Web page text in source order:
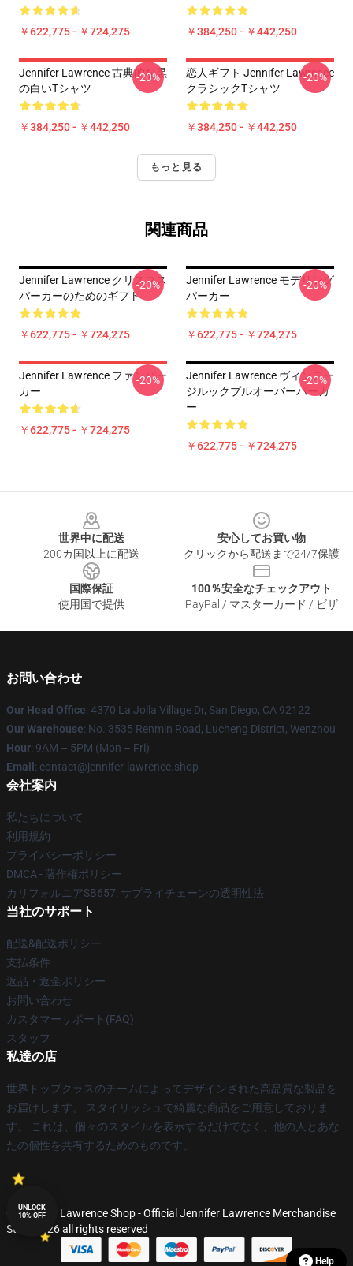
￥622,775 - ￥724,275 ￥384,250 - ￥442,250
Jennifer Lawrence 古典的な黒
の白いTシャツ
￥384,250 - ￥442,250
-20%
恋人ギフト Jennifer Lawrence
クラシックTシャツ
￥384,250 - ￥442,250
-20%
もっと見る
関連商品
Jennifer Lawrence クリスマス
パーカーのためのギフト
￥622,775 - ￥724,275
-20%
Jennifer Lawrence モデリング
パーカー
￥622,775 - ￥724,275
-20%
Jennifer Lawrence ファンパー
カー
￥622,775 - ￥724,275
-20%
Jennifer Lawrence ヴィンテー
ジルックプルオーバーパーカ
ー
￥622,775 - ￥724,275
-20%
世界中に配送
200カ国以上に配送
安心してお買い物
クリックから配送まで24/7保護
国際保証
使用国で提供
100％安全なチェックアウト
PayPal / マスターカード / ビザ
お問い合わせ
Our Head Office: 4370 La Jolla Village Dr, San Diego, CA 92122
Our Warehouse: No. 3535 Renmin Road, Lucheng District, Wenzhou
Hour: 9AM – 5PM (Mon – Fri)
Email : contact@jennifer-lawrence.shop
会社案内
私たちについて
利用規約
プライバシーポリシー
DMCA - 著作権ポリシー
カリフォルニアSB657: サプライチェーンの透明性法
当社のサポート
配送&配送ポリシー
支払条件
返品・返金ポリシー
お問い合わせ
カスタマーサポート(FAQ)
スタッフ
私達の店
世界トップクラスのチームによってデザインされた高品質な製品を
お届けします。 スタイリッシュで綺麗な商品をご用意しておりま
す。 これは、個々のスタイルを表示するだけでなく、他の人とあな
たの個性を共有するためのものです。
© Jennifer Lawrence Shop - Official Jennifer Lawrence Merchandise
Store 2026 all rights reserved
UNLOCK
10% OFF
Help